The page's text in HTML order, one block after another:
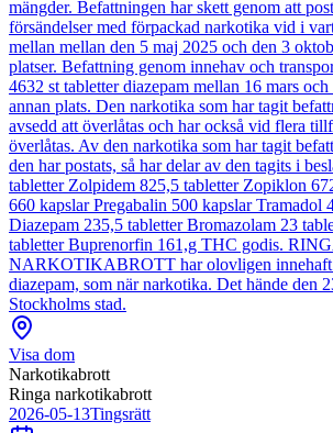
mängder. Befattningen har skett genom att
försändelser med förpackad narkotika vid i
mellan mellan den 5 maj 2025 och den 3
platser. Befattning genom innehav och
4632 st tabletter diazepam mellan 16 mars
annan plats. Den narkotika som har tagit
avsedd att överlåtas och har också vid flera
överlåtas. Av den narkotika som har tagit
den har postats, så har delar av den tagits i
tabletter Zolpidem 825,5 tabletter Zopiklon
660 kapslar Pregabalin 500 kapslar Tramadol
Diazepam 235,5 tabletter Bromazolam 23
tabletter Buprenorfin 161,g THC godis.
NARKOTIKABROTT har olovligen innehaft
diazepam, som när narkotika. Det hände den
Stockholms stad.
Visa dom
Narkotikabrott
Ringa narkotikabrott
2026-05-13Tingsrätt